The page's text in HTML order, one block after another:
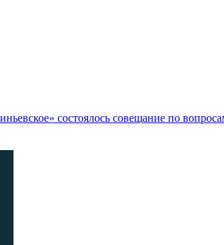
состоялось совещание по